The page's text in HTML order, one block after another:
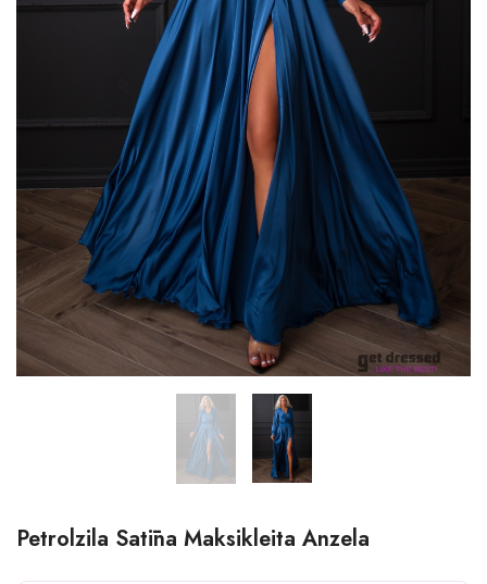
Petrolzila Satīna Maksikleita Anzela